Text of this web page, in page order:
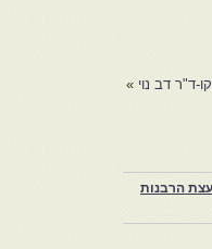
ד"ר דב נוי »
הרבנות